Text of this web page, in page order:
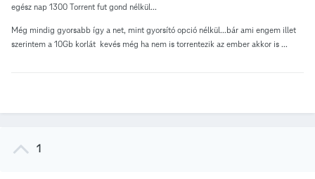
egész nap 1300 Torrent fut gond nélkül...
Még mindig gyorsabb így a net, mint gyorsító opció nélkül...bár ami engem illet
szerintem a 10Gb korlát kevés még ha nem is torrentezik az ember akkor is ...
1